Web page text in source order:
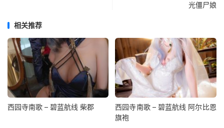
光僵尸娘
相关推荐
西园寺南歌 – 碧蓝航线 柴郡
西园寺南歌 – 碧蓝航线 阿尔比恩
旗袍